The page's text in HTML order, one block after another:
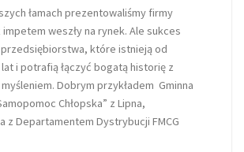
łamach prezentowaliśmy firmy
weszły na rynek. Ale sukces
które istnieją od
i potrafią łączyć bogatą historię z
Dobrym przykładem Gminna
Chłopska” z Lipna,
z Departamentem Dystrybucji FMCG